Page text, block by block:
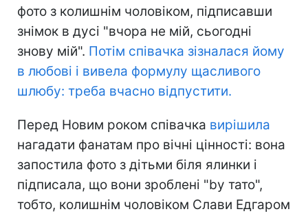
фото з колишнім чоловіком, підписавши
знімок в дусі "вчора не мій, сьогодні
знову мій". Потім співачка зізналася йому
в любові і вивела формулу щасливого
шлюбу: треба вчасно відпустити.
Перед Новим роком співачка вирішила
нагадати фанатам про вічні цінності: вона
запостила фото з дітьми біля ялинки і
підписала, що вони зроблені "by тато",
тобто, колишнім чоловіком Слави Едгаром